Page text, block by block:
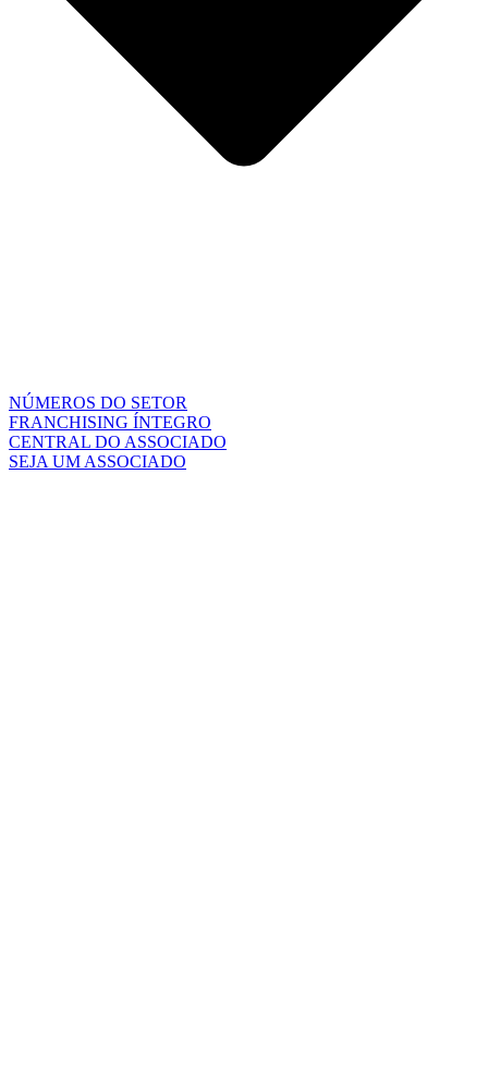
NÚMEROS DO SETOR
FRANCHISING ÍNTEGRO
CENTRAL DO ASSOCIADO
SEJA UM ASSOCIADO